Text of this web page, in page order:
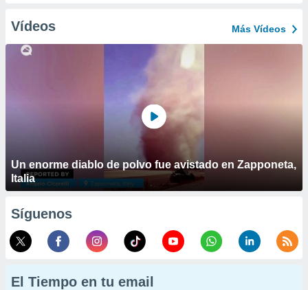
Vídeos Más Vídeos
Un enorme diablo de polvo fue avistado en Zapponeta,
Italia
Síguenos
El Tiempo en tu email